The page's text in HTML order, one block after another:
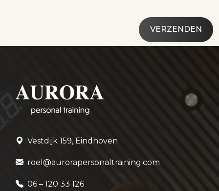
Vestdijk 159, Eindhoven
roel@aurorapersonaltraining.com
06 – 120 33 126